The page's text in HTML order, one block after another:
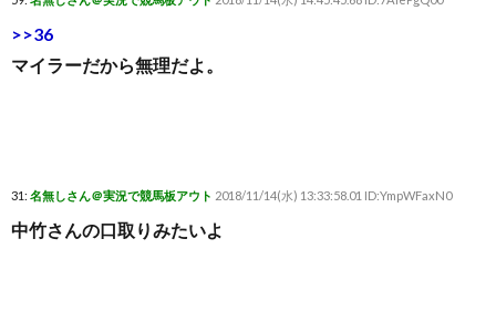
>>36
マイラーだから無理だよ。
31: 名無しさん＠実況で競馬板アウト 2018/11/14(水) 13:33:58.01 ID:YmpWFaxN0
中竹さんの口取りみたいよ